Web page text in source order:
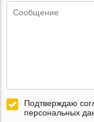
Подтверждаю
персональных